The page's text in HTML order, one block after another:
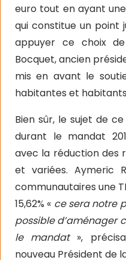
euro tout en ayant
qui constitue un point
appuyer ce choix de
Bocquet, ancien
mis en avant le
habitantes et
Bien sûr, le sujet de
durant le mandat
avec la réduction des
et variées. Aymeric
communautaires une
15,62% « ce sera notre
possible d’aménager
le mandat»,
nouveau Président de